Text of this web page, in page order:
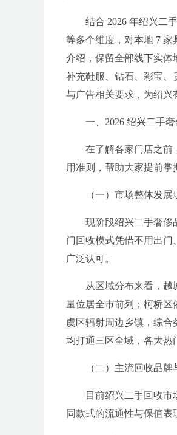
结合 2026 年绍兴二
等多个维度，对本地 7
介绍，保留全部线下实体
补充鞋服、钻石、彩宝、
与广告相关要求，为绍兴
一、2026 绍兴二手
在了解各家门店之前
用准则，帮助大家提前掌
（一）市场整体发展
现阶段绍兴二手奢侈
门回收模式凭借不用出
广泛认可。
从区域分布来看，
量位居全市前列；柯桥区
虞区辐射周边乡镇，综
均打通三区全域，各大热
（二）主流回收品
目前绍兴二手回收
同款式的流通性与保值表